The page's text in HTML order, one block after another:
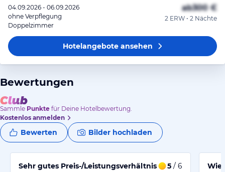
04.09.2026 - 06.09.2026
ohne Verpflegung
Doppelzimmer
ab300 €
2 ERW • 2 Nächte
Hotelangeboteansehen
Bewertungen
Sammle Punkte für Deine Hotelbewertung.
Kostenlos anmelden
Bewerten Bilder hochladen
Sehr gutes Preis-/Leistungsverhältnis bei Radreise
5 / 6